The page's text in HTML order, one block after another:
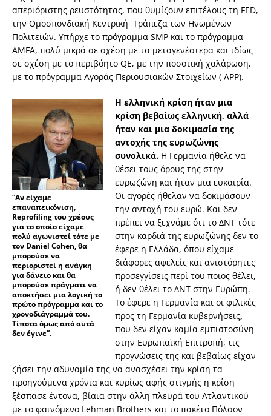
απεριόριστης ρευστότητας, που θυμίζουν επιτέλους τη FED,
την Ομοσπονδιακή Κεντρική Τράπεζα των Ηνωμένων
Πολιτειών. Υπήρχε το πρόγραμμα SMP και το πρόγραμμα
AMFA, πολύ μικρά σε σχέση με τα μεταγενέστερα και ιδίως
σε σχέση με το περιβόητο QE, με την ποσοτική χαλάρωση,
με το πρόγραμμα Αγοράς Περιουσιακών Στοιχείων ( APP).
“Αν είχαμε
επαναπεικόνιση,
Reprofiling του χρέους
για το οποίο είχαμε
πολύ αγωνιστεί τότε με
τον Daniel Cohen, θα
μπορούσε να
περιοριστεί η ανάγκη
για δάνειο και θα
μπορούσε πράγματι να
αποκτήσει μια λογική το
πρώτο πρόγραμμα και το
χρονοδιάγραμμά του.
Τίποτα όμως από αυτά
δεν έγινε”.
Η ελληνική κρίση ήταν μια
κρίση βεβαίως ελληνική, αλλά
ήταν και μια δοκιμασία της
αντοχής της ευρωζώνης
συνολικά. Η Γερμανία ήθελε να
θέσει τους όρους της στην
ευρωζώνη και ήταν μια ευκαιρία.
Οι αγορές ήθελαν να δοκιμάσουν
την αντοχή του ευρώ. Και δεν
πρέπει να ξεχνάμε ότι το ΔΝΤ τότε
στην καρδιά της ευρωζώνης δεν το
έφερε η Ελλάδα, όπου είχαμε
διάφορες αφελείς και ανιστόρητες
προσεγγίσεις περί του ποιος θέλει,
ή δεν θέλει το ΔΝΤ στην Ευρώπη.
Το έφερε η Γερμανία και οι φιλικές
προς τη Γερμανία κυβερνήσεις,
που δεν είχαν καμία εμπιστοσύνη
στην Ευρωπαϊκή Επιτροπή, τις
προγνώσεις της και βεβαίως είχαν
ζήσει την αδυναμία της να ανασχέσει την κρίση τα
προηγούμενα χρόνια και κυρίως αφής στιγμής η κρίση
ξέσπασε έντονα, βίαια στην άλλη πλευρά του Ατλαντικού
με το φαινόμενο Lehman Brothers και το πακέτο Πόλσον